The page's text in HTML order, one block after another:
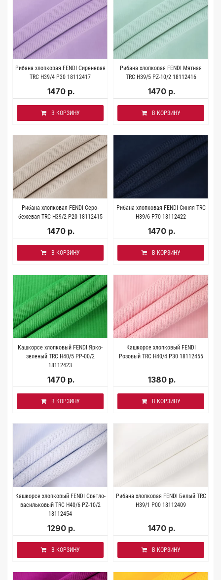
Рибана хлопковая FENDI Сиреневая
TRC H39/4 P30 18112417
1470 р.
В КОРЗИНУ
Рибана хлопковая FENDI Мятная
TRC H39/5 PZ-10/2 18112416
1470 р.
В КОРЗИНУ
Рибана хлопковая FENDI Серо-
бежевая TRC H39/2 P20 18112415
1470 р.
В КОРЗИНУ
Рибана хлопковая FENDI Синяя TRC
H39/6 P70 18112422
1470 р.
В КОРЗИНУ
Кашкорсе хлопковый FENDI Ярко-
зеленый TRC H40/5 PP-00/2
18112423
1470 р.
В КОРЗИНУ
Кашкорсе хлопковый FENDI
Розовый TRC H40/4 P30 18112455
1380 р.
В КОРЗИНУ
Кашкорсе хлопковый FENDI Светло-
васильковый TRC H40/6 PZ-10/2
18112454
1290 р.
В КОРЗИНУ
Рибана хлопковая FENDI Белый TRC
H39/1 P00 18112409
1470 р.
В КОРЗИНУ